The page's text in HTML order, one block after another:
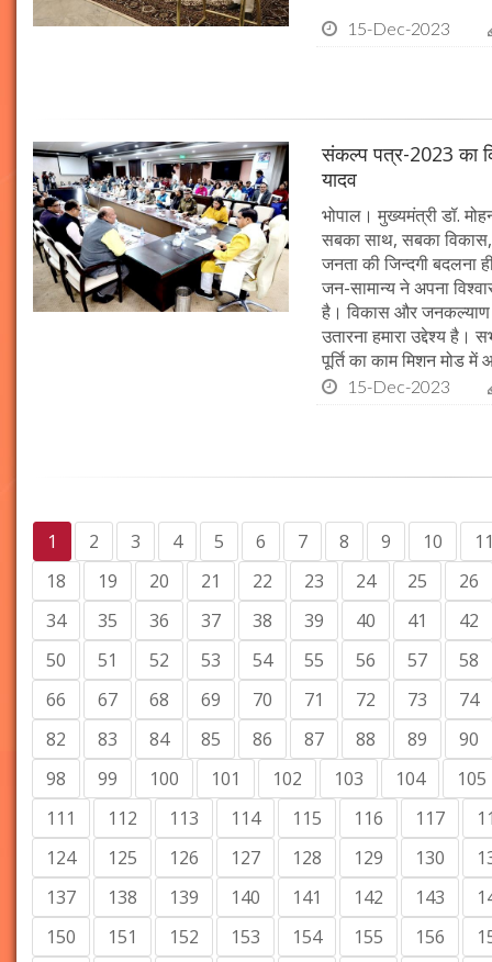
15-Dec-2023
संकल्प पत्र-2023 का
यादव
भोपाल। मुख्यमंत्री डॉ.
सबका साथ, सबका
जनता की जिन्दगी बदलना
जन-सामान्य ने अपना
है। विकास और
उतारना हमारा उद्देश्य
पूर्ति का काम मिशन मोड
15-Dec-2023
1 2 3 4 5 6 7 8 9 10
18
19 20 21 22 23 24 25
26
34
35 36 37 38 39 40 41
42
50
51 52 53 54 55 56 57
58
66
67 68 69 70 71 72 73
74
82
83 84 85 86 87 88 89
90
98
99 100 101 102 103 104
105
111
112 113 114 115 116 117
124
125 126 127 128 129 130
137
138 139 140 141 142 143
150
151 152 153 154 155 156